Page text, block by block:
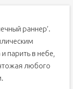
раннер’.
парить в небе,
любого